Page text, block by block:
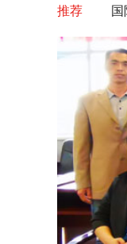
推荐 国